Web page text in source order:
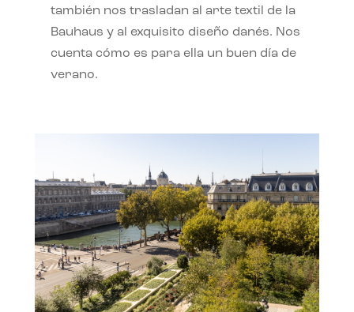
también nos trasladan al arte textil de la
Bauhaus y al exquisito diseño danés. Nos
cuenta cómo es para ella un buen día de
verano.